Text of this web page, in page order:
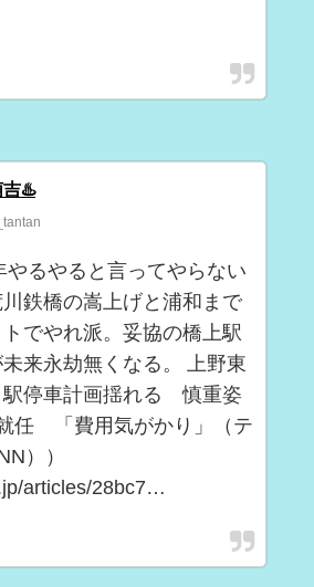
吉♨️
やるやると言ってやらない
鉄橋の嵩上げと浦和まで
でやれ派。妥協の橋上駅
来永劫無くなる。 上野東
駅停車計画揺れる 慎重姿
任 「費用気がかり」（テ
））
articles/28bc7…